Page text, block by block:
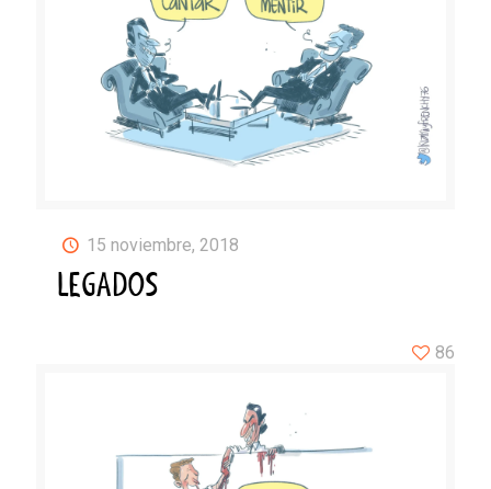
15 noviembre, 2018
LEGADOS
86